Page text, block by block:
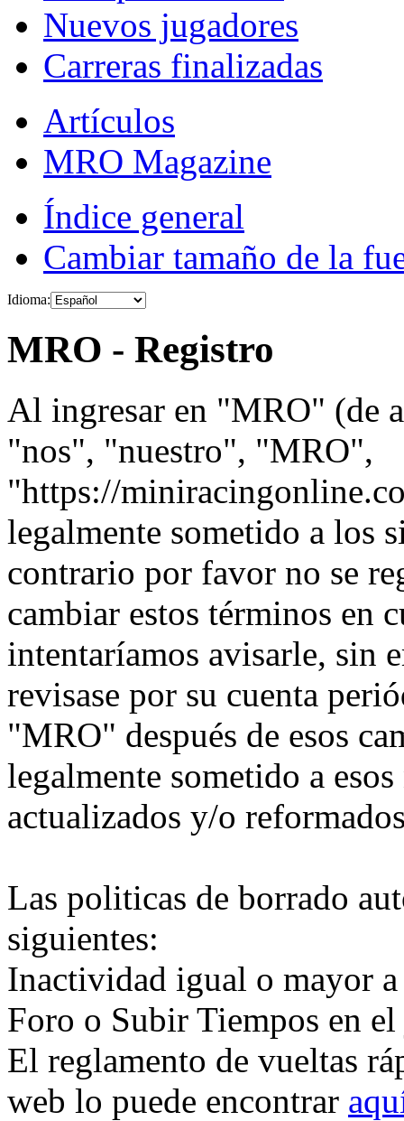
Nuevos jugadores
Carreras finalizadas
Artículos
MRO Magazine
Índice general
Cambiar tamaño de la
Idioma:
MRO - Registro
Al ingresar en "MRO" (de
"nos", "nuestro", "MRO",
"https://
legalmente sometido a los
contrario por favor no se
cambiar estos términos en
intentaríamos avisarle, sin
revisase por su cuenta
"MRO" después de esos
legalmente sometido a
actualizados y/o
Las politicas de borrado
siguientes:
Inactividad igual o mayor a
Foro o Subir Tiempos en
El reglamento de vueltas
web lo puede encontrar